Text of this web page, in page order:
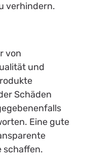
verhindern.
von
und
Schäden
Eine gute
schaffen.